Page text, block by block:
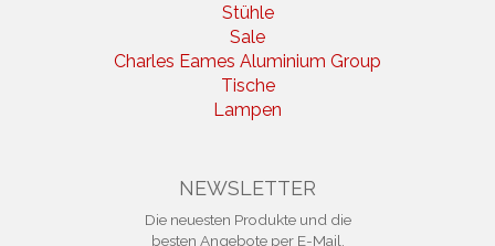
Stühle
Sale
Charles Eames Aluminium Group
Tische
Lampen
NEWSLETTER
Die neuesten Produkte und die
besten Angebote per E-Mail,